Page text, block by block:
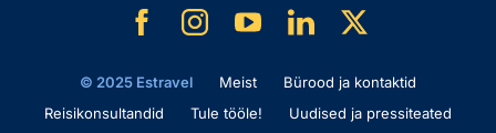
© 2025 Estravel Meist
Bürood ja kontaktid
Reisikonsultandid
Tule tööle! Uudised ja pressiteated